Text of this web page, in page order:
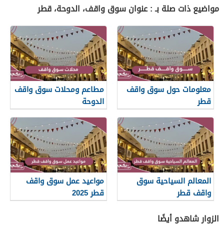
مواضيع ذات صلة بـ : عنوان سوق واقف، الدوحة، قطر
معلومات حول سوق واقف
قطر
مطاعم ومحلات سوق واقف
الدوحة
المعالم السياحية سوق
واقف قطر
مواعيد عمل سوق واقف
قطر 2025
الزوار شاهدو أيضًا